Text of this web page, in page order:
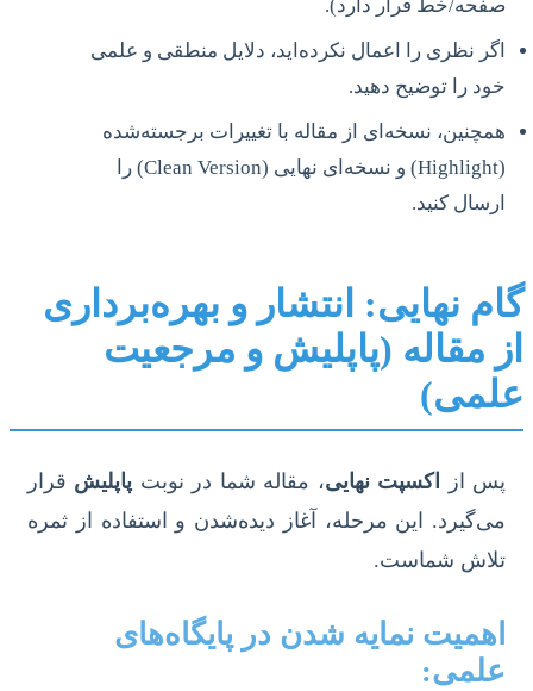
صفحه/خط قرار دارد).
اگر نظری را اعمال نکرده‌اید، دلایل منطقی و علمی
خود را توضیح دهید.
همچنین، نسخه‌ای از مقاله با تغییرات برجسته‌شده
(Highlight) و نسخه‌ای نهایی (Clean Version) را
ارسال کنید.
گام نهایی: انتشار و بهره‌برداری
از مقاله (پاپلیش و مرجعیت
علمی)
پس از اکسپت نهایی، مقاله شما در نوبت پاپلیش قرار
می‌گیرد. این مرحله، آغاز دیده‌شدن و استفاده از ثمره
تلاش شماست.
اهمیت نمایه شدن در پایگاه‌های
علمی: